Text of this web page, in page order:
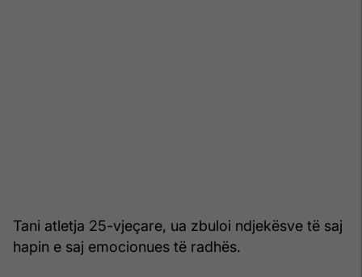
Tani atletja 25-vjeçare, ua zbuloi ndjekësve të saj
hapin e saj emocionues të radhës.